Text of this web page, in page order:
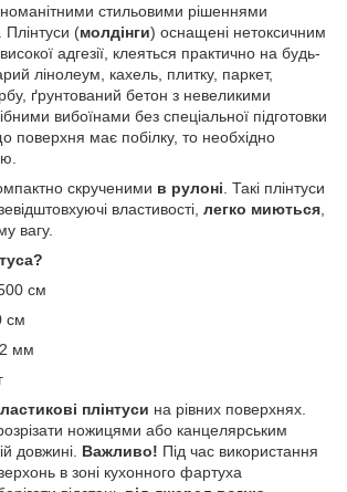
стильовими рішеннями
Плінтуси (молдінги) оснащені нетоксичним
адгезії, клеяться практично на будь-
лінолеум, кахель, плитку, паркет,
ґрунтований бетон з невеликими
вибоїнами без спеціальної підготовки
поверхня має побілку, то необхідно
скрученими в рулоні . Такі плінтуси
властивості, легко миються
вагу.
см
см
мм
плінтуси на рівних поверхнях.
ножицями або канцелярським
довжині. Важливо! Під час використання
в зоні кухонного фартуха